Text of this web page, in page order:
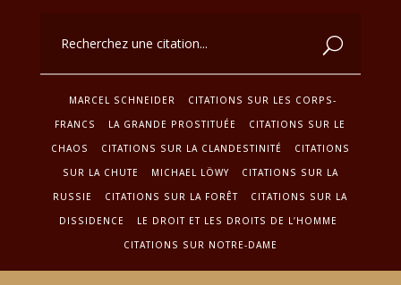
MARCEL SCHNEIDER
CITATIONS SUR LES CORPS-
FRANCS
LA GRANDE PROSTITUÉE
CITATIONS SUR LE
CHAOS
CITATIONS SUR LA CLANDESTINITÉ
CITATIONS
SUR LA CHUTE
MICHAEL LÖWY
CITATIONS SUR LA
RUSSIE
CITATIONS SUR LA FORÊT
CITATIONS SUR LA
DISSIDENCE
LE DROIT ET LES DROITS DE L’HOMME
CITATIONS SUR NOTRE-DAME